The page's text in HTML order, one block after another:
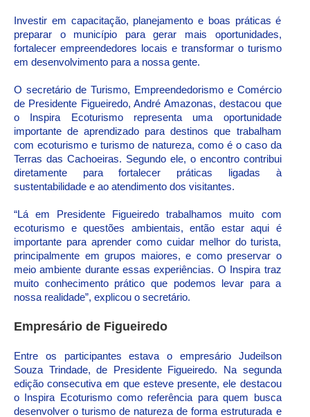
Investir em capacitação, planejamento e boas práticas é
preparar o município para gerar mais oportunidades,
fortalecer empreendedores locais e transformar o turismo
em desenvolvimento para a nossa gente.
O secretário de Turismo, Empreendedorismo e Comércio
de Presidente Figueiredo, André Amazonas, destacou que
o Inspira Ecoturismo representa uma oportunidade
importante de aprendizado para destinos que trabalham
com ecoturismo e turismo de natureza, como é o caso da
Terras das Cachoeiras. Segundo ele, o encontro contribui
diretamente para fortalecer práticas ligadas à
sustentabilidade e ao atendimento dos visitantes.
“Lá em Presidente Figueiredo trabalhamos muito com
ecoturismo e questões ambientais, então estar aqui é
importante para aprender como cuidar melhor do turista,
principalmente em grupos maiores, e como preservar o
meio ambiente durante essas experiências. O Inspira traz
muito conhecimento prático que podemos levar para a
nossa realidade”, explicou o secretário.
Empresário de Figueiredo
Entre os participantes estava o empresário Judeilson
Souza Trindade, de Presidente Figueiredo. Na segunda
edição consecutiva em que esteve presente, ele destacou
o Inspira Ecoturismo como referência para quem busca
desenvolver o turismo de natureza de forma estruturada e